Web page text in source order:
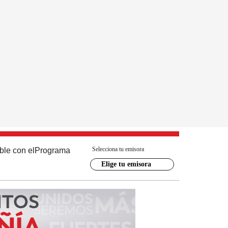
con el Programa Selecciona tu emisora
Elige tu emisora